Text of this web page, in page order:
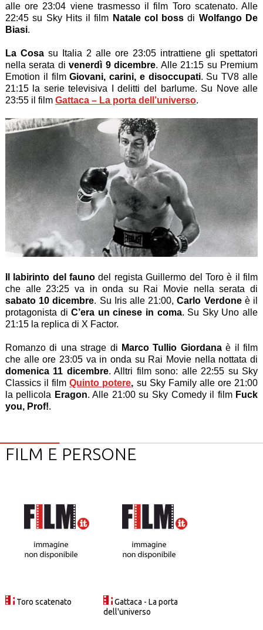
alle ore 23:04 viene trasmesso il film Toro scatenato. Alle
22:45 su Sky Hits il film Natale col bossdi Wolfango De
Biasi.
La Cosasu Italia 2 alle ore 23:05 intrattiene gli spettatori
nella serata divenerdì 9 dicembre. Alle 21:15 su Premium
Emotion il filmGiovani, carini, e disoccupati. Su TV8 alle
21:15 la serie televisiva I delitti del barlume. Su Nove alle
23:55 il film Gattaca – La porta dell’universo.
Il labirinto del fauno del regista Guillermo del Toro è il film
che alle 23:25 va in onda su Rai Movie nella serata di
sabato 10 dicembre. Su Iris alle 21:00,Carlo Verdoneè il
protagonista diC’era un cinese in coma. Su Sky Uno alle
21:15 la replica di X Factor.
Romanzo di una strage di Marco Tullio Giordanaè il film
che alle ore 23:05 va in onda su Rai Movie nella nottata di
domenica 11 dicembre. Alltri film sono: alle 22:55 su Sky
Classics il filmQuinto potere, su Sky Family alle ore 21:00
la pellicola Eragon. Alle 21:00 su Sky Comedy il film Fuck
you, Prof!.
FILM E PERSONE
Toro scatenato
Gattaca - La porta
dell'universo